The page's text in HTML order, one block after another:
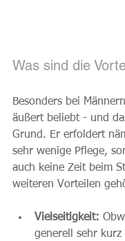
Was sind die
Besonders bei
äußert beliebt - und
Grund. Er erfoldert
sehr wenige Pflege,
auch keine Zeit beim
weiteren Vorteilen
Vielseitigkeit:
generell sehr